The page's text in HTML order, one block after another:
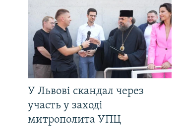
У Львові скандал через
участь у заході
митрополита УПЦ